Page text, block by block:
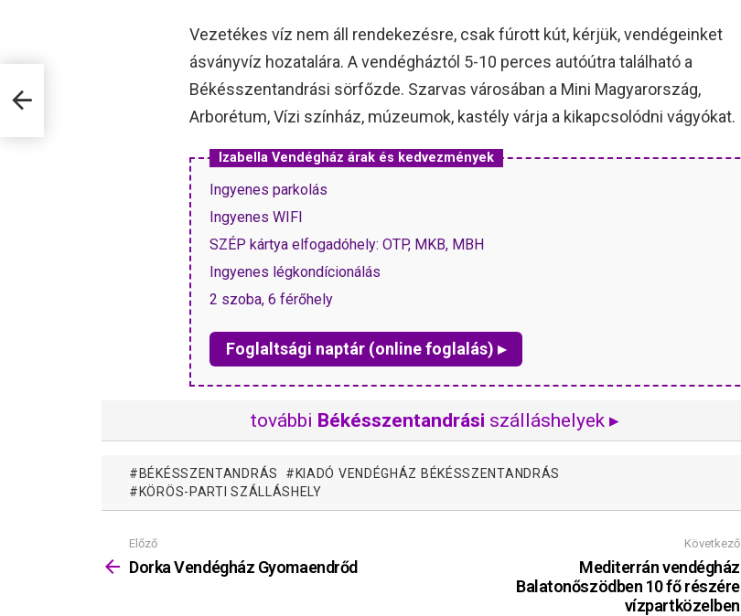
Vezetékes víz nem áll rendekezésre, csak fúrott kút, kérjük, vendégeinket
ásványvíz hozatalára. A vendégháztól 5-10 perces autóútra található a
Békésszentandrási sörfőzde. Szarvas városában a Mini Magyarország,
Arborétum, Vízi színház, múzeumok, kastély várja a kikapcsolódni vágyókat.
Izabella Vendégház árak és kedvezmények
Ingyenes parkolás
Ingyenes WIFI
SZÉP kártya elfogadóhely: OTP, MKB, MBH
Ingyenes légkondícionálás
2 szoba, 6 férőhely
Foglaltsági naptár (online foglalás) ▸
további Békésszentandrási szálláshelyek ▸
BÉKÉSSZENTANDRÁS
KIADÓ VENDÉGHÁZ BÉKÉSSZENTANDRÁS
KÖRÖS-PARTI SZÁLLÁSHELY
Mutass
többet
Előző
Dorka Vendégház Gyomaendrőd
Következő
Mediterrán vendégház
Balatonőszödben 10 fő részére
vízpartközelben